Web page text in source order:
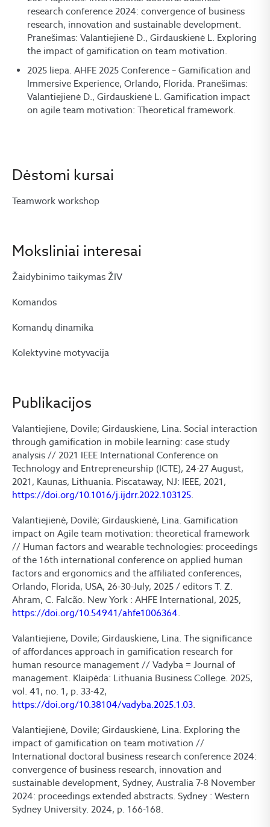
research conference 2024: convergence of business
research, innovation and sustainable development.
Pranešimas: Valantiejienė D., Girdauskienė L. Exploring
the impact of gamification on team motivation.
2025 liepa. AHFE 2025 Conference – Gamification and
Immersive Experience, Orlando, Florida. Pranešimas:
Valantiejienė D., Girdauskienė L. Gamification impact
on agile team motivation: Theoretical framework.
Dėstomi kursai
Teamwork workshop
Moksliniai interesai
Žaidybinimo taikymas ŽIV
Komandos
Komandų dinamika
Kolektyvinė motyvacija
Publikacijos
Valantiejiene, Dovile; Girdauskiene, Lina. Social interaction
through gamification in mobile learning: case study
analysis // 2021 IEEE International Conference on
Technology and Entrepreneurship (ICTE), 24-27 August,
2021, Kaunas, Lithuania. Piscataway, NJ: IEEE, 2021,
https://doi.org/10.1016/j.ijdrr.2022.103125.
Valantiejienė, Dovilė; Girdauskienė, Lina. Gamification
impact on Agile team motivation: theoretical framework
// Human factors and wearable technologies: proceedings
of the 16th international conference on applied human
factors and ergonomics and the affiliated conferences,
Orlando, Florida, USA, 26-30-July, 2025 / editors T. Z.
Ahram, C. Falcão. New York : AHFE International, 2025,
https://doi.org/10.54941/ahfe1006364.
Valantiejiene, Dovile; Girdauskiene, Lina. The significance
of affordances approach in gamification research for
human resource management // Vadyba = Journal of
management. Klaipėda: Lithuania Business College. 2025,
vol. 41, no. 1, p. 33-42,
https://doi.org/10.38104/vadyba.2025.1.03.
Valantiejienė, Dovilė; Girdauskienė, Lina. Exploring the
impact of gamification on team motivation //
International doctoral business research conference 2024:
convergence of business research, innovation and
sustainable development, Sydney, Australia 7-8 November
2024: proceedings extended abstracts. Sydney : Western
Sydney University. 2024, p. 166-168.